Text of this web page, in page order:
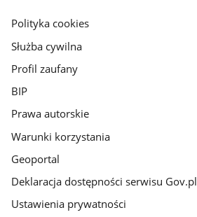
gov.pl
Polityka cookies
Służba cywilna
Profil zaufany
BIP
Prawa autorskie
Warunki korzystania
Geoportal
Deklaracja dostępności serwisu Gov.pl
Ustawienia prywatności